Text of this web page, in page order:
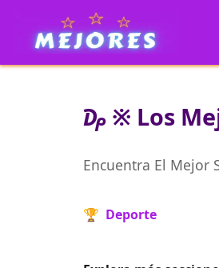
₯ ※ Los
Encuentra El Mejor
🏆 Deporte